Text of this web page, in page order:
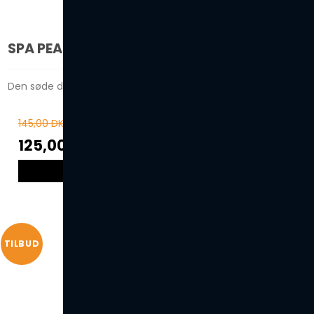
SPA PEARLS - CARIBBEAN NIGHTS
Den søde duft af Pina Colada med noter af ananas og kokos
145,00 DKK
125,00 DKK
TILBUD